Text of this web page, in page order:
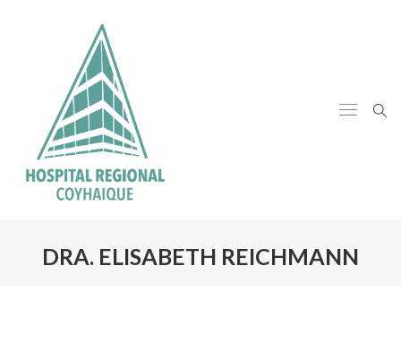
DRA. ELISABETH REICHMANN